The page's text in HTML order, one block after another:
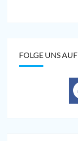
FOLGE UNS AUF